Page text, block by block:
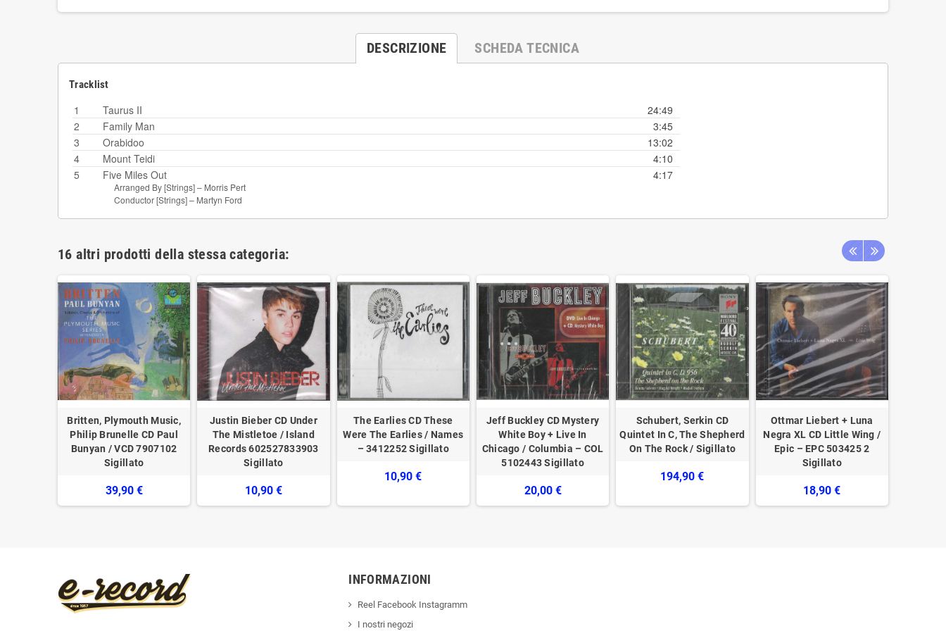
DESCRIZIONE SCHEDA TECNICA
Tracklist
1 Taurus II
24:49
2
Family Man
3:45
3
Orabidoo
13:02
4
Mount Teidi
4:10
5
Five Miles Out
Arranged By [Strings] – Morris Pert
Conductor [Strings] – Martyn Ford
4:17
16 altri prodotti della stessa categoria:
Britten, Plymouth Music,
Philip Brunelle CD Paul
Bunyan / VCD 7907102
Sigillato
39,90 €
Justin Bieber CD Under
The Mistletoe / Island
Records ‎602527833903
Sigillato
10,90 €
The Earlies CD These
Were The Earlies / Names
– 3412252 Sigillato
10,90 €
Jeff Buckley CD Mystery
White Boy + Live In
Chicago / Columbia – COL
5102443 Sigillato
20,00 €
Schubert, Serkin CD
Quintet In C, The Shepherd
On The Rock / Sigillato
194,90 €
Ottmar Liebert + Luna
Negra XL CD Little Wing /
Epic ‎– EPC 503425 2
Sigillato
18,90 €
INFORMAZIONI
Reel Facebook Instagramm
I nostri negozi